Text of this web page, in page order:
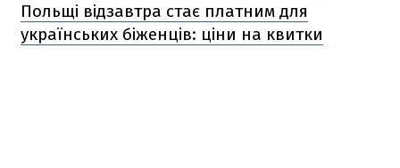
Польщі відзавтра стає платним для
українських біженців: ціни на квитки